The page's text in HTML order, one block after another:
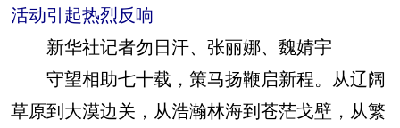
活动引起热烈反响
新华社记者勿日汗、张丽娜、魏婧宇
守望相助七十载，策马扬鞭启新程。从辽阔
草原到大漠边关，从浩瀚林海到苍茫戈壁，从繁